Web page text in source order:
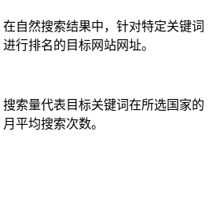
在自然搜索结果中，针对特定关键词
进行排名的目标网站网址。
搜索量代表目标关键词在所选国家的
月平均搜索次数。